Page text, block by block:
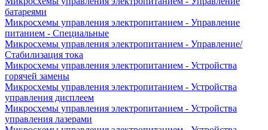
батареями
Микросхемы управления электропитанием - Управление
питанием - Специальные
Микросхемы управления электропитанием - Управление/
Стабилизация тока
Микросхемы управления электропитанием - Устройства
горячей замены
Микросхемы управления электропитанием - Устройства
управления дисплеем
Микросхемы управления электропитанием - Устройства
управления лазерами